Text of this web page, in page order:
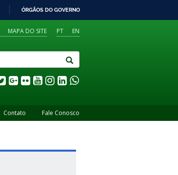
ÓRGÃOS DO GOVERNO
PT EN
MAPA DO SITE
Contato Fale Conosco